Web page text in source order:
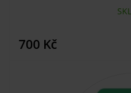
700 Kč